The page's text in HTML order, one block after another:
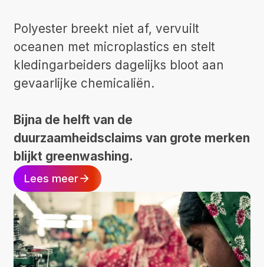
Polyester breekt niet af, vervuilt
oceanen met microplastics en stelt
kledingarbeiders dagelijks bloot aan
gevaarlijke chemicaliën.
Bijna de helft van de
duurzaamheidsclaims van grote merken
blijkt greenwashing.
Lees meer